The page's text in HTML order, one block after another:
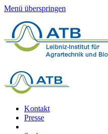
Menü überspringen
Kontakt
Presse